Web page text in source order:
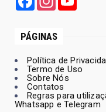
PÁGINAS
Política de
Termo de Uso
Sobre Nós
Contatos
Regras para
Whatsapp e Telegram